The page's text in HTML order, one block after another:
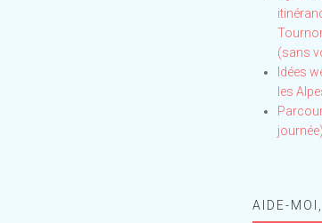
(sans
Idées
les
journée)
AIDE-